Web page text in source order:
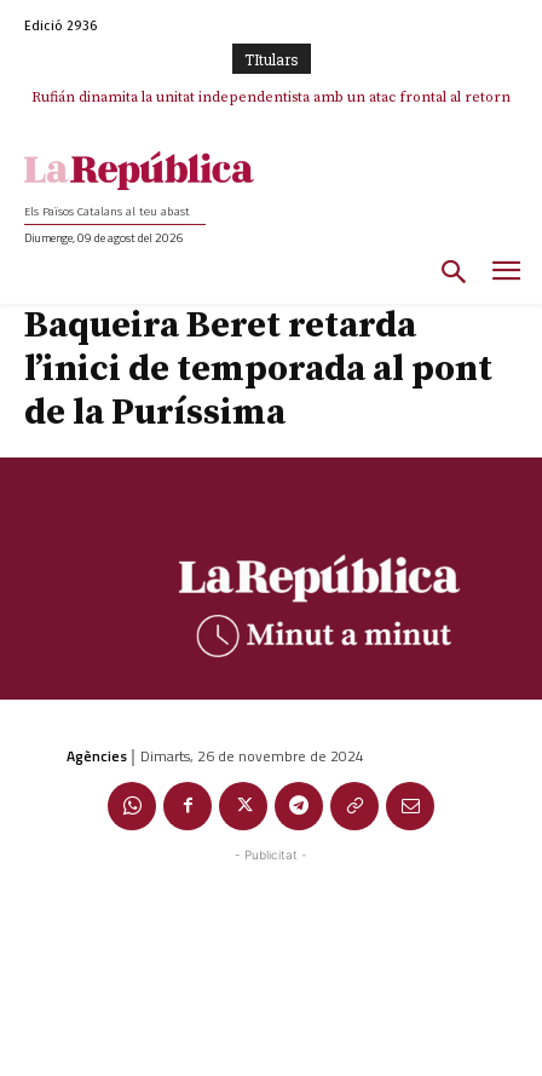
Edició 2936
TItulars
Rufián dinamita la unitat independentista amb un atac frontal al retorn
Els Països Catalans al teu abast
Diumenge, 09 de agost del 2026
Baqueira Beret retarda
l’inici de temporada al pont
de la Puríssima
Agències | Dimarts, 26 de novembre de 2024
- Publicitat -